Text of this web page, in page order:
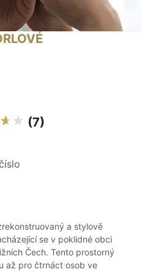
(7)
a stylově
se v poklidné obci
Čech. Tento prostorný
až pro čtrnáct osob ve